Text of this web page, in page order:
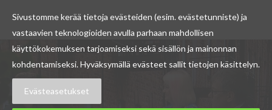
Skip
Sivustomme kerää tietoja evästeiden (esim. evästetunniste) ja
vastaavien teknologioiden avulla parhaan mahdollisen
käyttökokemuksen tarjoamiseksi sekä sisällön ja mainonnan
kohdentamiseksi. Hyväksymällä evästeet sallit tietojen käsittelyn.
Evästeasetukset